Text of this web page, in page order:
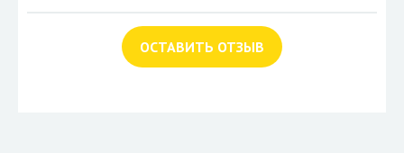
ОСТАВИТЬ ОТЗЫВ